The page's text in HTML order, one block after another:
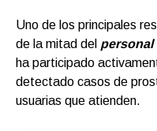
Uno de los principales
de la mitad del personal
ha participado
detectado casos de
usuarias que atienden.